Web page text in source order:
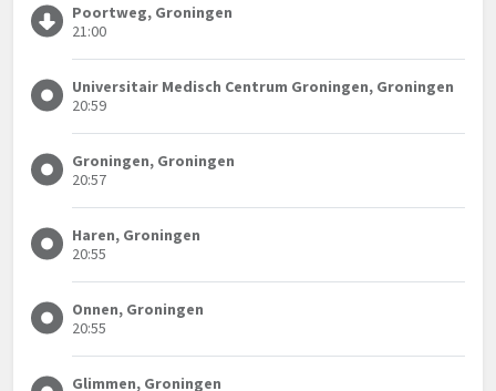
Poortweg, Groningen
21:00
Universitair Medisch Centrum Groningen, Groningen
20:59
Groningen, Groningen
20:57
Haren, Groningen
20:55
Onnen, Groningen
20:55
Glimmen, Groningen